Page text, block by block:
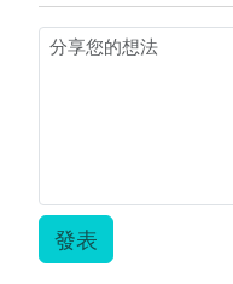
發表